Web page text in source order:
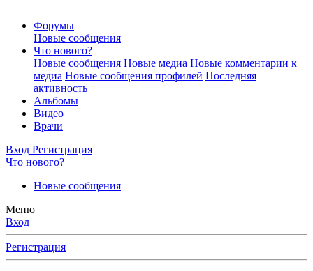
Форумы
Новые сообщения
Что нового?
Новые сообщения Новые медиа Новые комментарии к
медиа Новые сообщения профилей Последняя
активность
Альбомы
Видео
Врачи
Вход Регистрация
Что нового?
Новые сообщения
Меню
Вход
Регистрация